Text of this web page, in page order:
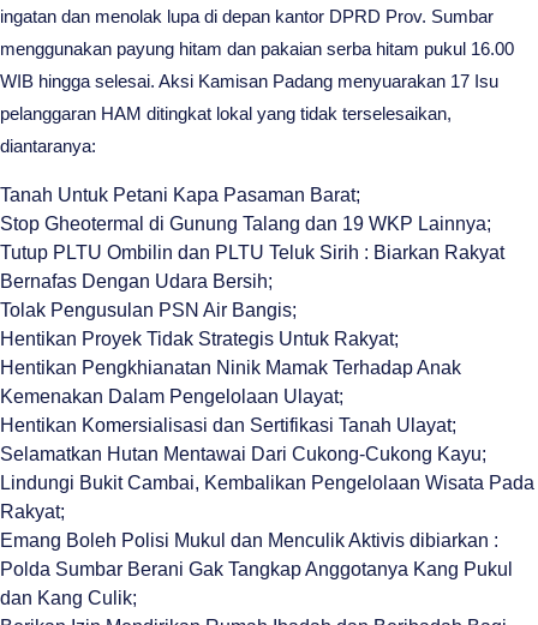
ingatan dan menolak lupa di depan kantor DPRD Prov. Sumbar
menggunakan payung hitam dan pakaian serba hitam pukul 16.00
WIB hingga selesai. Aksi Kamisan Padang menyuarakan 17 Isu
pelanggaran HAM ditingkat lokal yang tidak terselesaikan,
diantaranya:
Tanah Untuk Petani Kapa Pasaman Barat;
Stop Gheotermal di Gunung Talang dan 19 WKP Lainnya;
Tutup PLTU Ombilin dan PLTU Teluk Sirih : Biarkan Rakyat
Bernafas Dengan Udara Bersih;
Tolak Pengusulan PSN Air Bangis;
Hentikan Proyek Tidak Strategis Untuk Rakyat;
Hentikan Pengkhianatan Ninik Mamak Terhadap Anak
Kemenakan Dalam Pengelolaan Ulayat;
Hentikan Komersialisasi dan Sertifikasi Tanah Ulayat;
Selamatkan Hutan Mentawai Dari Cukong-Cukong Kayu;
Lindungi Bukit Cambai, Kembalikan Pengelolaan Wisata Pada
Rakyat;
Emang Boleh Polisi Mukul dan Menculik Aktivis dibiarkan :
Polda Sumbar Berani Gak Tangkap Anggotanya Kang Pukul
dan Kang Culik;